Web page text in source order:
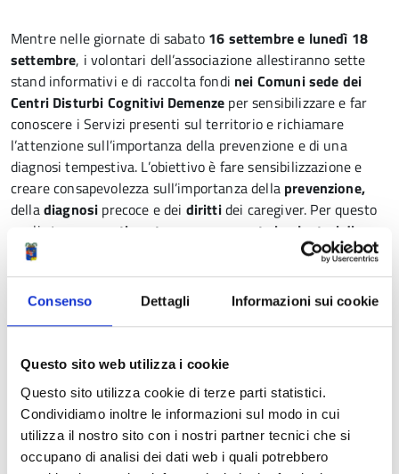
Consenso Dettagli Informazioni sui cookie
Questo sito web utilizza i cookie
Questo sito utilizza cookie di terze parti statistici.
Condividiamo inoltre le informazioni sul modo in cui
utilizza il nostro sito con i nostri partner tecnici che si
occupano di analisi dei dati web i quali potrebbero
Mentre nelle giornate di sabato 16 settembre e lunedì 18
settembre, i volontari dell’associazione allestiranno sette
stand informativi e di raccolta fondi nei Comuni sede dei
Centri Disturbi Cognitivi Demenze per sensibilizzare e far
conoscere i Servizi presenti sul territorio e richiamare
l’attenzione sull’importanza della prevenzione e di una
diagnosi tempestiva. L’obiettivo è fare sensibilizzazione e
creare consapevolezza sull’importanza della prevenzione,
delladiagnosi precoce e dei dirittidei caregiver. Per questo
negli stan
presenti contemporaneamente i volontari di
AIMA, i Servizi Sociali e i professionisti dei Centri Disturbi
Cognitivi Demenze, in modo da poter fornire informazioni a
360° sulla malattia, sui percorsi socio-sanitari esistenti sul
territorio, sull’accesso alla diagnosi e sulla prevenzione.
Calendario delle iniziative in provincia di Reggio Emilia
Tanti gli eventi promossi da AIMA Reggio Emilia per
raccogliere fondi a sostegno delle famiglie che vivono con la
demenza e offrire momenti informativi sull’importanza della